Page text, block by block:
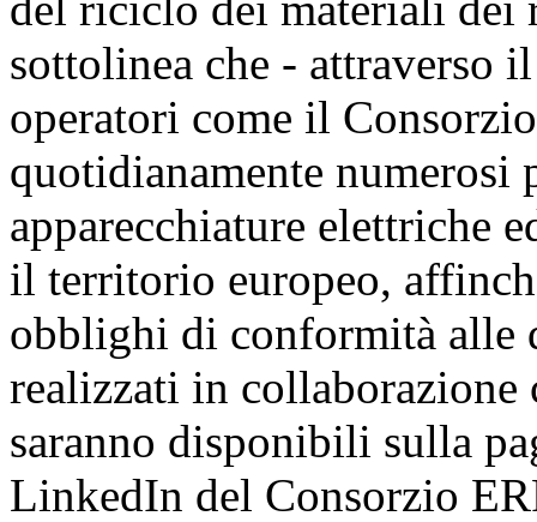
sottolinea che - attraverso
operatori come il
quotidianamente
apparecchiature elettriche
il territorio europeo,
obblighi di conformità alle
realizzati in
saranno disponibili sulla
LinkedIn del Consorzio